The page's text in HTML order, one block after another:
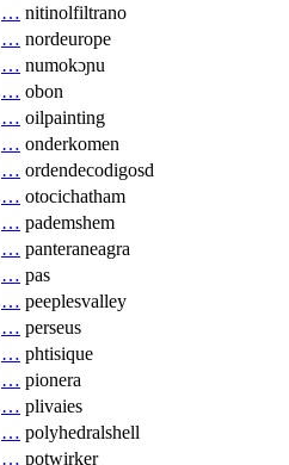
… nitinolfiltrano
… nordeurope
… numokɔɲu
… obon
… oilpainting
… onderkomen
… ordendecodigosd
… otocichatham
… pademshem
… panteraneagra
… pas
… peeplesvalley
… perseus
… phtisique
… pionera
… plivaies
… polyhedralshell
… potwirker